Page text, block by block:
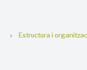
Estructura i